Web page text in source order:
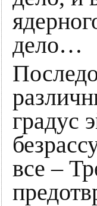
дело…
градус
все –